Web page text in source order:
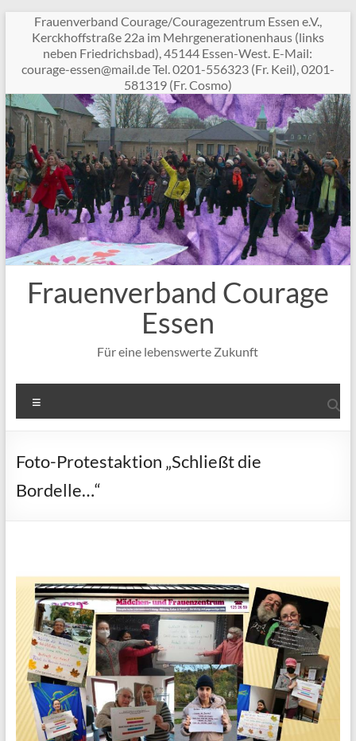
Inhalt
springen
Frauenverband Courage/Couragezentrum Essen e.V.,
Kerckhoffstraße 22a im Mehrgenerationenhaus (links
neben Friedrichsbad), 45144 Essen-West. E-Mail:
ed.li
am@ne
sse-e
garuo
c
Tel. 0201-556323 (Fr. Keil), 0201-
581319 (Fr. Cosmo)
Frauenverband Courage
Essen
Für eine lebenswerte Zukunft
Foto-Protestaktion „Schließt die
Bordelle…“